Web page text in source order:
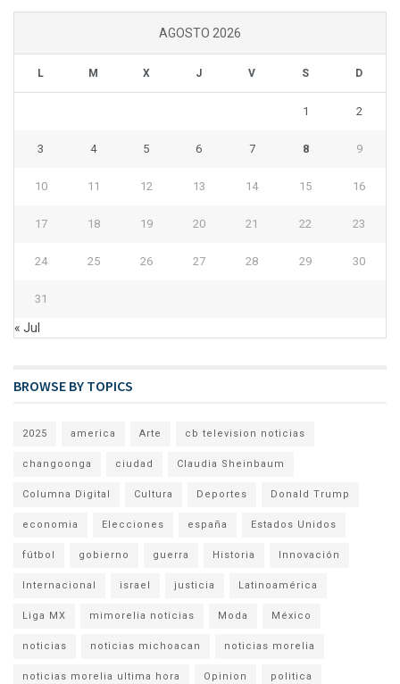
AGOSTO 2026
L M X J V S D
1 2
3 4 5 6 7 8 9
10 11 12 13 14 15 16
17 18 19 20 21 22 23
24 25 26 27 28 29 30
31
« Jul
BROWSE BY TOPICS
2025 america Arte cb television noticias
changoonga ciudad Claudia Sheinbaum
Columna Digital Cultura Deportes Donald Trump
economia Elecciones españa Estados Unidos
fútbol gobierno guerra Historia Innovación
Internacional israel justicia Latinoamérica
Liga MX mimorelia noticias Moda México
noticias noticias michoacan noticias morelia
noticias morelia ultima hora Opinion politica